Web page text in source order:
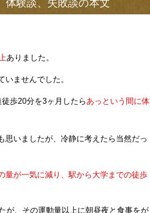
験談、失敗談の本文
ありました。
ませんでした。
歩20分を3ヶ月したらあっという間に体
思いましたが、冷静に考えたら当然だっ
量が一気に減り、駅から大学までの徒歩
が、その運動量以上に朝昼夜と食事をが